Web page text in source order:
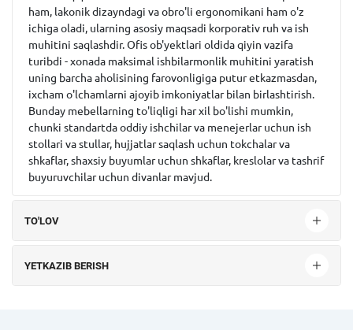
ham, lakonik dizayndagi va obro'li ergonomikani ham o'z
ichiga oladi, ularning asosiy maqsadi korporativ ruh va ish
muhitini saqlashdir. Ofis ob'yektlari oldida qiyin vazifa
turibdi - xonada maksimal ishbilarmonlik muhitini yaratish
uning barcha aholisining farovonligiga putur etkazmasdan,
ixcham o'lchamlarni ajoyib imkoniyatlar bilan birlashtirish.
Bunday mebellarning to'liqligi har xil bo'lishi mumkin,
chunki standartda oddiy ishchilar va menejerlar uchun ish
stollari va stullar, hujjatlar saqlash uchun tokchalar va
shkaflar, shaxsiy buyumlar uchun shkaflar, kreslolar va tashrif
buyuruvchilar uchun divanlar mavjud.
TO'LOV
YETKAZIB BERISH